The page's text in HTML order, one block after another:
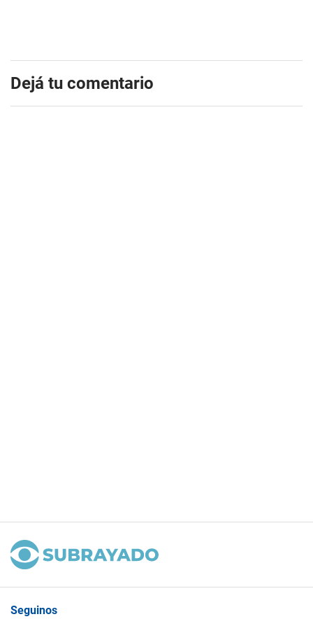
Dejá tu comentario
Seguinos